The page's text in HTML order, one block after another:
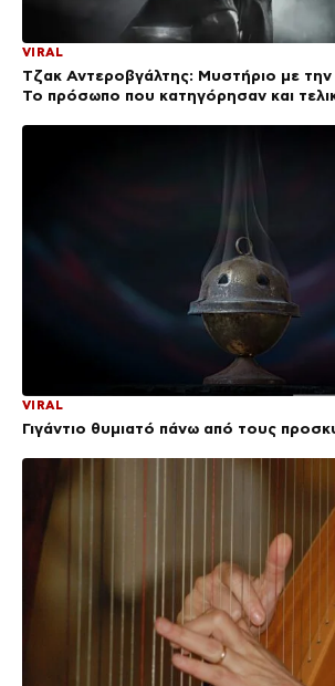
VIRAL
Τζακ Αντεροβγάλτης: Μυστήριο με
Το πρόσωπο που κατηγόρησαν και
VIRAL
Γιγάντιο θυμιατό πάνω από τους